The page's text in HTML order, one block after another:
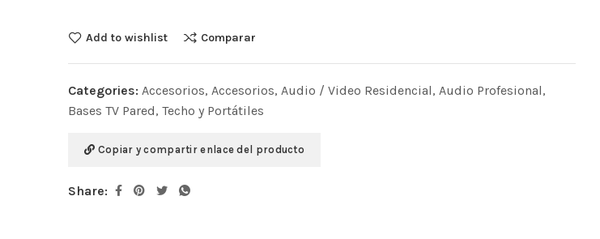
Add to wishlist Comparar
Categories: Accesorios, Accesorios, Audio / Video Residencial, Audio Profesional,
Bases TV Pared, Techo y Portátiles
Copiar y compartir enlace del producto
Share: